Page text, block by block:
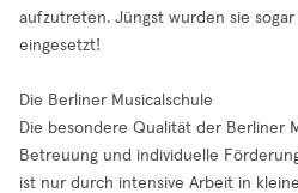
aufzutreten. Jüngst wurden sie
eingesetzt!
Die Berliner Musicalschule
Die besondere Qualität der Berliner
Betreuung und individuelle
ist nur durch intensive Arbeit in